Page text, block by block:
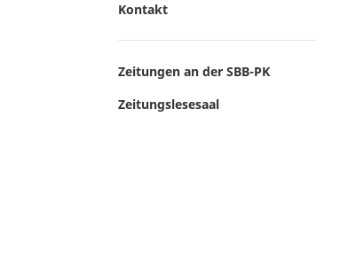
Kontakt
Zeitungen an der SBB-PK
Zeitungslesesaal